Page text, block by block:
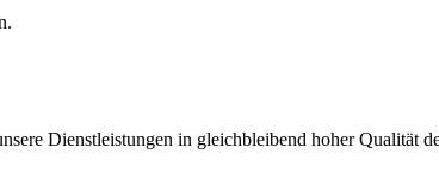
Dienstleistungen in gleichbleibend hoher Qualität